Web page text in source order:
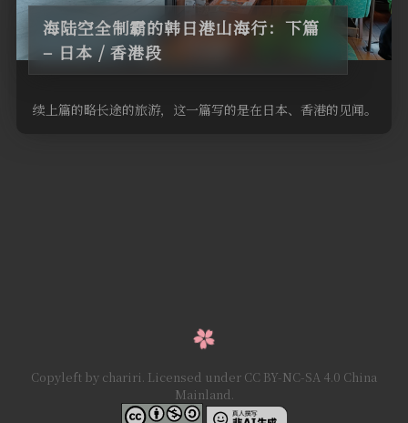
海陆空全制霸的韩日港山海行：下篇
– 日本 / 香港段
续上篇的略长途的旅游，这一篇写的是在日本、香港的见闻。
Copyleft by chariri. Licensed under CC BY-NC-SA 4.0 China
Mainland.